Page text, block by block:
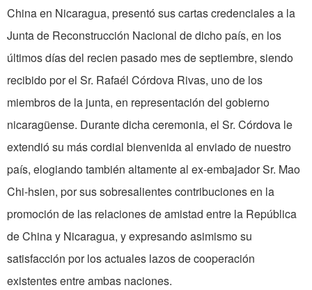
China en Nicaragua, presentó sus cartas credenciales a la
Junta de Reconstrucción Nacional de dicho país, en los
últimos días del recien pasado mes de septiembre, siendo
recibido por el Sr. Rafaél Córdova Rivas, uno de los
miembros de la junta, en representación del gobierno
nicaragüense. Durante dicha ceremonia, el Sr. Córdova le
extendió su más cordial bienvenida al enviado de nuestro
país, elogiando también altamente al ex-embajador Sr. Mao
Chi-hsien, por sus sobresalientes contribuciones en la
promoción de las relaciones de amistad entre la República
de China y Nicaragua, y expresando asimismo su
satisfacción por los actuales lazos de cooperación
existentes entre ambas naciones.